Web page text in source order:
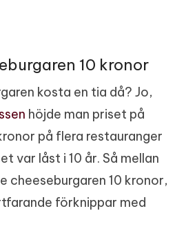
10 kronor
kosta en tia då? Jo,
höjde man priset på
på flera restauranger
var låst i 10 år. Så mellan
cheeseburgaren 10 kronor,
förknippar med